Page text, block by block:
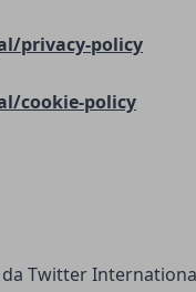
privacy-policy
cookie-policy
Twitter